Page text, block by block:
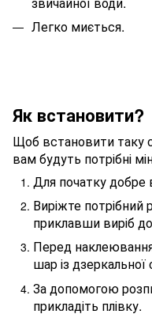
Легко миється.
Як встановити?
Щоб встановити таку
вам будуть потрібні
Для початку добре
Виріжте потрібний
приклавши виріб
Перед
шар із дзеркальної
За допомогою
прикладіть плівку.